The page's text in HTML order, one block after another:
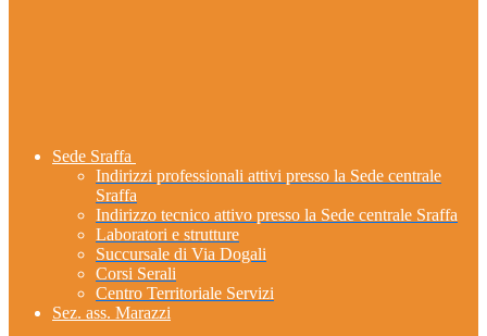
Sede Sraffa
Indirizzi professionali attivi presso la Sede centrale
Sraffa
Indirizzo tecnico attivo presso la Sede centrale Sraffa
Laboratori e strutture
Succursale di Via Dogali
Corsi Serali
Centro Territoriale Servizi
Sez. ass. Marazzi